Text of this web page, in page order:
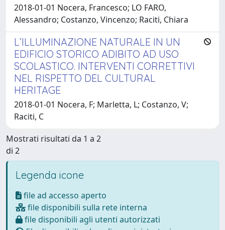
2018-01-01 Nocera, Francesco; LO FARO,
Alessandro; Costanzo, Vincenzo; Raciti, Chiara
L’ILLUMINAZIONE NATURALE IN UN
EDIFICIO STORICO ADIBITO AD USO
SCOLASTICO. INTERVENTI CORRETTIVI
NEL RISPETTO DEL CULTURAL
HERITAGE
2018-01-01 Nocera, F; Marletta, L; Costanzo, V;
Raciti, C
Mostrati risultati da 1 a 2
di 2
Legenda icone
file ad accesso aperto
file disponibili sulla rete interna
file disponibili agli utenti autorizzati